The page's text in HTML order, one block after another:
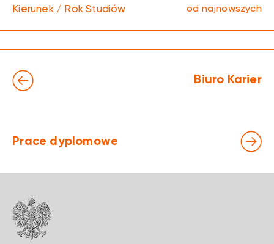
Kierunek / Rok Studiów
od najnowszych
Biuro Karier
Prace dyplomowe